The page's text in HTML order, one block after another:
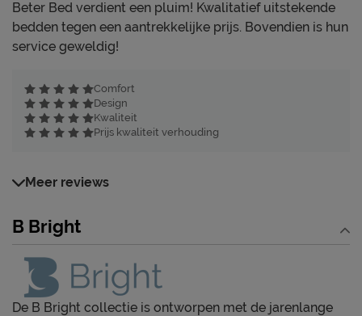
Beter Bed verdient een pluim! Kwalitatief uitstekende
bedden tegen een aantrekkelijke prijs. Bovendien is hun
service geweldig!
Comfort
Design
Kwaliteit
Prijs kwaliteit verhouding
Meer reviews
B Bright
De B Bright collectie is ontworpen met de jarenlange